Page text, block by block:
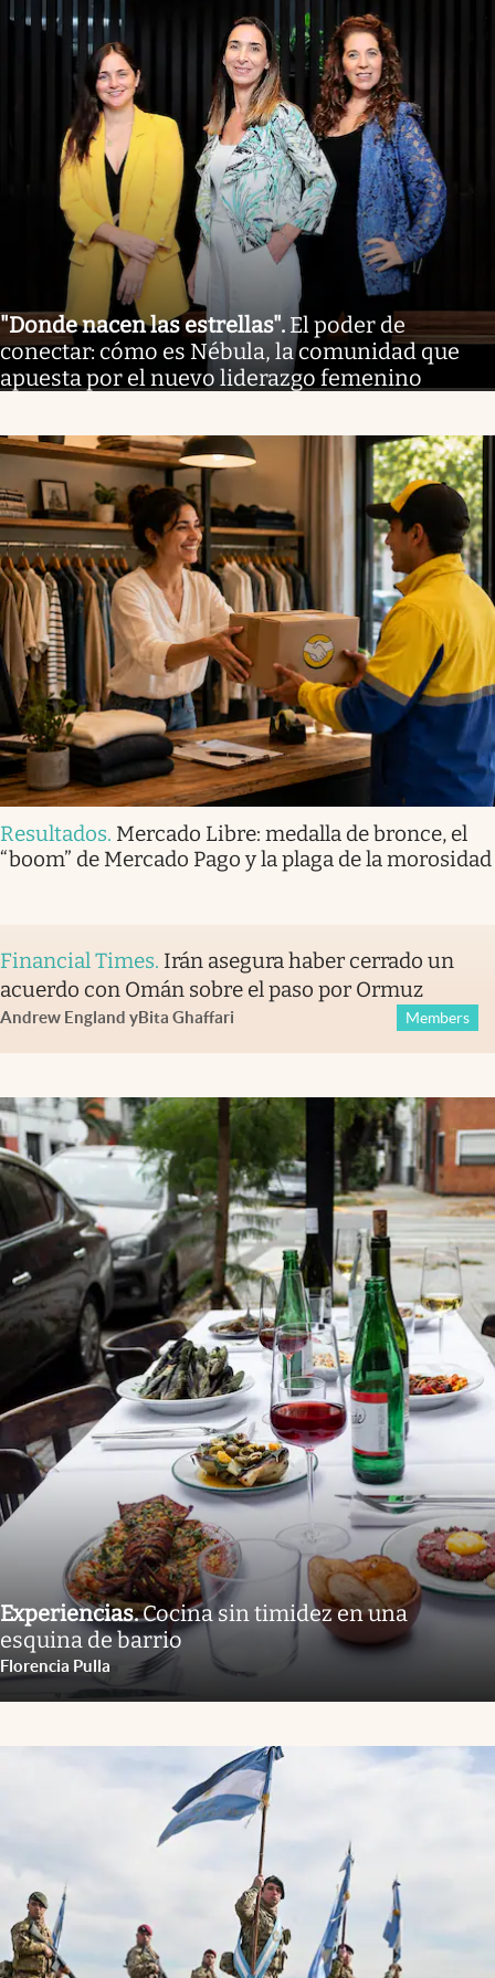
"Donde nacen las estrellas". El poder de
conectar: cómo es Nébula, la comunidad que
apuesta por el nuevo liderazgo femenino
Resultados. Mercado Libre: medalla de bronce, el
“boom” de Mercado Pago y la plaga de la morosidad
Financial Times. Irán asegura haber cerrado un
acuerdo con Omán sobre el paso por Ormuz
Andrew England yBita Ghaffari Members
Experiencias.Cocina sin timidez en una
esquina de barrio
Florencia Pulla